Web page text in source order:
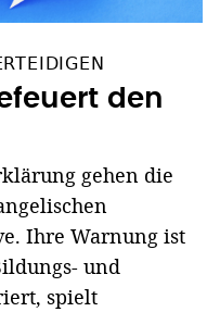
den
gehen die
Ihre Warnung ist
und
spielt